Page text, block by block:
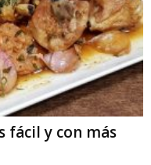
fácil y con más